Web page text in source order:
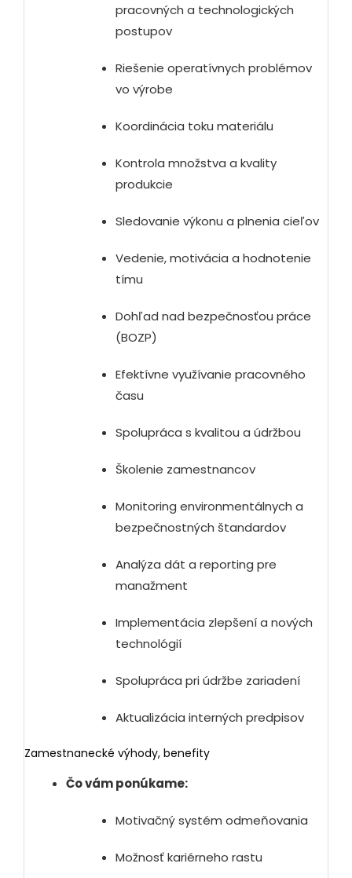
pracovných a technologických
postupov
Riešenie operatívnych problémov
vo výrobe
Koordinácia toku materiálu
Kontrola množstva a kvality
produkcie
Sledovanie výkonu a plnenia cieľov
Vedenie, motivácia a hodnotenie
tímu
Dohľad nad bezpečnosťou práce
(BOZP)
Efektívne využívanie pracovného
času
Spolupráca s kvalitou a údržbou
Školenie zamestnancov
Monitoring environmentálnych a
bezpečnostných štandardov
Analýza dát a reporting pre
manažment
Implementácia zlepšení a nových
technológií
Spolupráca pri údržbe zariadení
Aktualizácia interných predpisov
Zamestnanecké výhody, benefity
Čo vám ponúkame:
Motivačný systém odmeňovania
Možnosť kariérneho rastu